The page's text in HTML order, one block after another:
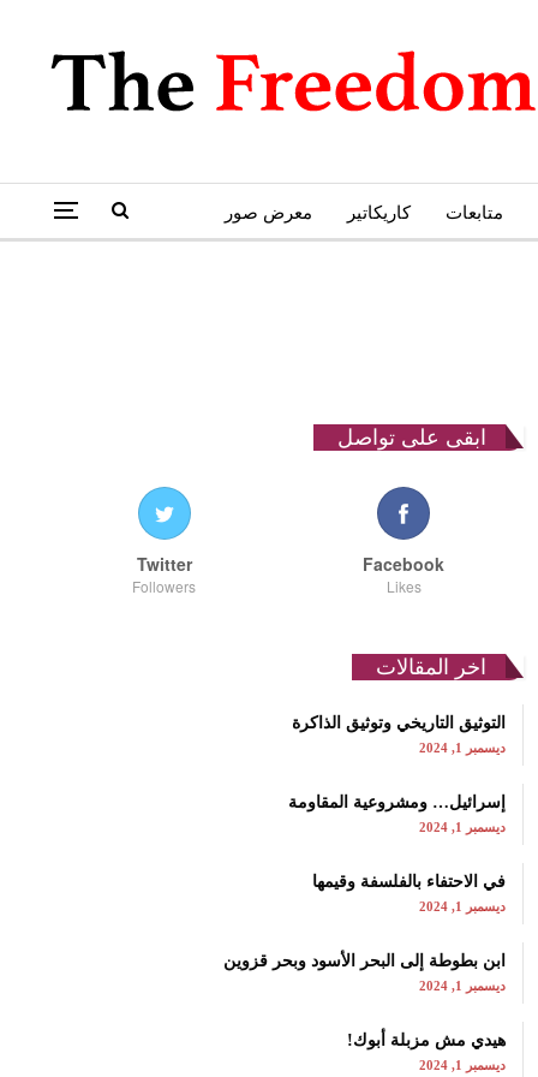
متابعات كاريكاتير معرض صور
ابقى على تواصل
Facebook
Likes
Twitter
Followers
اخر المقالات
التوثيق التاريخي وتوثيق الذاكرة
ديسمبر 1, 2024
إسرائيل… ومشروعية المقاومة
ديسمبر 1, 2024
في الاحتفاء بالفلسفة وقيمها
ديسمبر 1, 2024
ابن بطوطة إلى البحر الأسود وبحر قزوين
ديسمبر 1, 2024
هيدي مش مزبلة أبوك!
ديسمبر 1, 2024